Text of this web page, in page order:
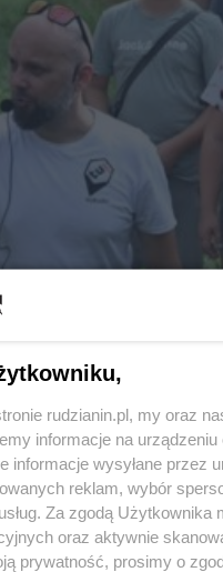
rudzianin.pl, my oraz
informacje na
informacje wysyłane przez
reklam, wybór
Za zgodą
oraz aktywnie
prywatność, prosimy o